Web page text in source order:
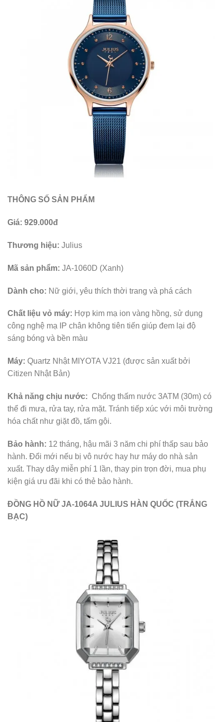
THÔNG SỐ SẢN PHẨM
Giá: 929.000đ
Thương hiệu: Julius
Mã sản phẩm: JA-1060D (Xanh)
Dành cho: Nữ giới, yêu thích thời trang và phá cách
Chất liệu vỏ máy: Hợp kim mạ ion vàng hồng, sử dụng
công nghệ mạ IP chân không tiên tiến giúp đem lại độ
sáng bóng và bền màu
Máy: Quartz Nhật MIYOTA VJ21 (được sản xuất bởi
Citizen Nhật Bản)
Khả năng chịu nước: Chống thấm nước 3ATM (30m) có
thể đi mưa, rửa tay, rửa mặt. Tránh tiếp xúc với môi trường
hóa chất như giặt đồ, tấm gội.
Bảo hành: 12 tháng, hậu mãi 3 năm chi phí thấp sau bảo
hành. Đổi mới nếu bị vô nước hay hư máy do nhà sản
xuất. Thay dây miễn phí 1 lần, thay pin trọn đời, mua phụ
kiện giá ưu đãi khi có thẻ bảo hành.
ĐỒNG HỒ NỮ JA-1064A JULIUS HÀN QUỐC (TRẮNG
BẠC)